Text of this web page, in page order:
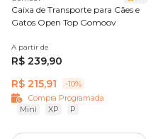
Caixa de Transporte para Cães e
Gatos Open Top Gomoov
A partir de
R$ 239,90
R$ 215,91
-10%
Compra Programada
Mini
XP P